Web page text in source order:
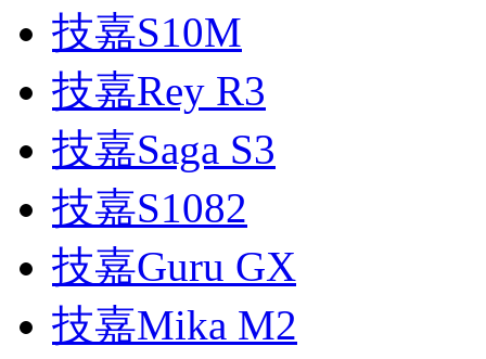
技嘉S10M
技嘉Rey R3
技嘉Saga S3
技嘉S1082
技嘉Guru GX
技嘉Mika M2